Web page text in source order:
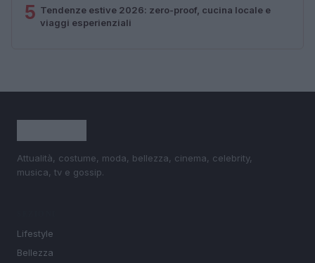
5 Tendenze estive 2026: zero-proof, cucina locale e
viaggi esperienziali
Attualità, costume, moda, bellezza, cinema, celebrity,
musica, tv e gossip.
Lifestyle
Bellezza